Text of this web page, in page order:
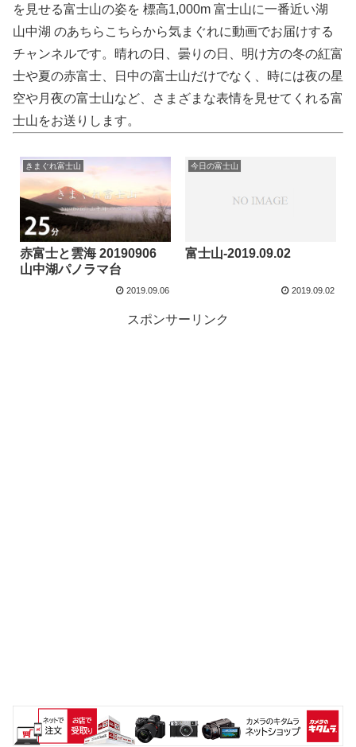
を見せる富士山の姿を 標高1,000m 富士山に一番近い湖
山中湖 のあちらこちらから気まぐれに動画でお届けする
チャンネルです。晴れの日、曇りの日、明け方の冬の紅富
士や夏の赤富士、日中の富士山だけでなく、時には夜の星
空や月夜の富士山など、さまざまな表情を見せてくれる富
士山をお送りします。
きまぐれ富士山
赤富士と雲海 20190906
山中湖パノラマ台
2019.09.06
今日の富士山
富士山-2019.09.02
2019.09.02
スポンサーリンク